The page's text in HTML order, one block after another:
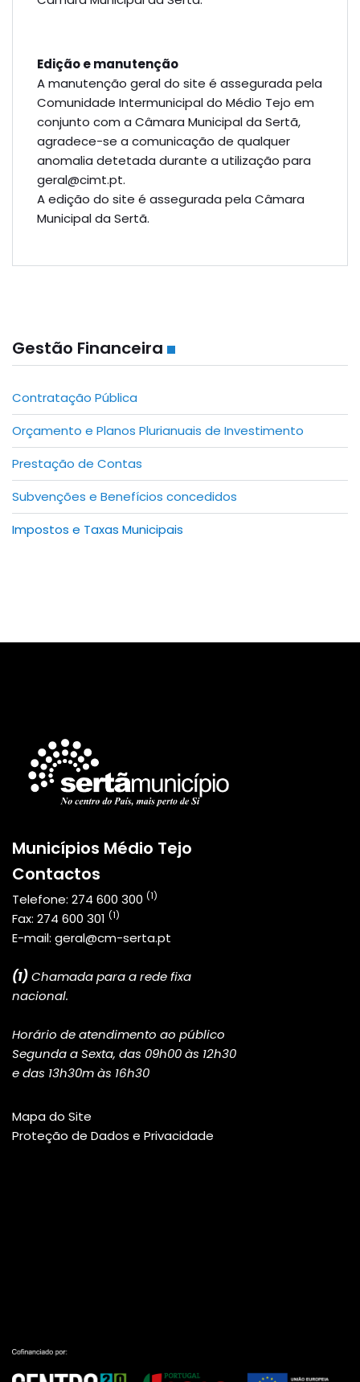
Gestão Financeira
Contratação Pública
Orçamento e Planos Plurianuais de Investimento
Prestação de Contas
Subvenções e Benefícios concedidos
Impostos e Taxas Municipais
Edição e manutenção
A manutenção geral do site é assegurada pela
Comunidade Intermunicipal do Médio Tejo em
conjunto com a Câmara Municipal da Sertã,
agradece-se a comunicação de qualquer
anomalia detetada durante a utilização para
geral@​cimt.​pt.
A edição do site é assegurada pela Câmara
Municipal da Sertã.
Municípios Médio Tejo
Contactos
Telefone: 274 600 300 (1)
Fax: 274 600 301 (1)
E-mail: geral@cm-serta.pt
(1)Chamada para a rede fixa
nacional.
Horário de atendimento ao público
Segunda a Sexta, das 09h00 às 12h30
e das 13h30m às 16h30
Mapa do Site
Proteção de Dados e Privacidade